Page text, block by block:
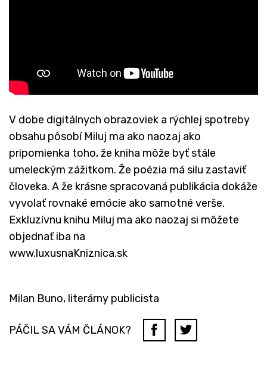
V dobe digitálnych obrazoviek a rýchlej spotreby
obsahu pôsobí Miluj ma ako naozaj ako
pripomienka toho, že kniha môže byť stále
umeleckým zážitkom. Že poézia má silu zastaviť
človeka. A že krásne spracovaná publikácia dokáže
vyvolať rovnaké emócie ako samotné verše.
Exkluzívnu knihu Miluj ma ako naozaj si môžete
objednať iba na
www.luxusnaKniznica.sk
Milan Buno, literárny publicista
PÁČIL SA VÁM ČLÁNOK?